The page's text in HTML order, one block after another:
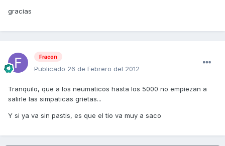
gracias
Fracon
Publicado 26 de Febrero del 2012
Tranquilo, que a los neumaticos hasta los 5000 no empiezan a
salirle las simpaticas grietas...
Y si ya va sin pastis, es que el tio va muy a saco